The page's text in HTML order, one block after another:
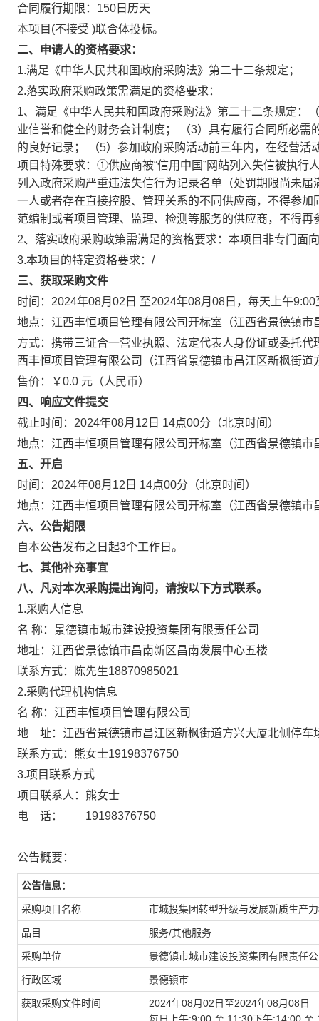
合同履行期限：150日历天
本项目(不接受 )联合体投标。
二、申请人的资格要求：
1.满足《中华人民共和国政府采购法》第二十二条规定；
2.落实政府采购政策需满足的资格要求：
1、满足《中华人民共和国政府采购法》第二十二条规定：
（
业信誉和健全的财务会计制度；
（3）具有履行合同所必需
的良好记录；
（5）参加政府采购活动前三年内，在经营活
项目特殊要求 ： ①供应商被“信用中国”网站列入失信被执行
列入政府采购严重违法失信行为记录名单（处罚期限尚未
一人或者存在直接控股、管理关系的不同供应商，不得参
范编制或者项目管理、监理、检测等服务的供应商，不得
2、落实政府采购政策需满足的资格要求： 本项目 非专门面
3.本项目的特定资格要求：/
三、获取采购文件
时间：2024年08月02日 至2024年08月08日，每天上午
地点：江西丰恒项目管理有限公司开标室（江西省景德镇
方式：携带三证合一营业执照、法定代表人身份证或委托
西丰恒项目管理有限公司（江西省景德镇市昌江区新枫街
售价：￥0.0 元（人民币）
四、响应文件提交
截止时间：2024年08月12日 14点00分（北京时间）
地点：江西丰恒项目管理有限公司开标室（江西省景德镇
五、开启
时间：2024年08月12日 14点00分（北京时间）
地点：江西丰恒项目管理有限公司开标室（江西省景德镇
六、公告期限
自本公告发布之日起3个工作日。
七、其他补充事宜
八、凡对本次采购提出询问，请按以下方式联系。
1.采购人信息
名 称：景德镇市城市建设投资集团有限责任公司
地址：江西省景德镇市昌南新区昌南发展中
联系方式：陈先生18870985021
2.采购代理机构信息
名 称：江西丰恒项目管理有限公
地 址：江西省景德镇市昌江区新枫街道方
联系方式：熊女士19198376750
3.项目联系方式
项目联系人：熊女士
电 话： 19198376750
公告概要：
公告信息：
采购项目名称 市城投集团转型升级与发展新质生产
品目 服务/其他服务
采购单位 景德镇市城市建设投资集团有限责任
行政区域 景德镇市
获取采购文件时间
2024年08月02日至2024年08月08日